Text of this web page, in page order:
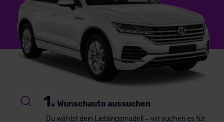
1. Wunschauto aussuchen
Du wählst dein Lieblingsmodell – wir suchen es für